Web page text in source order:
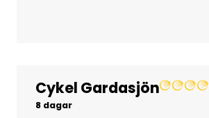
Gruppresor
Cykel Gardasjön
8 dagar